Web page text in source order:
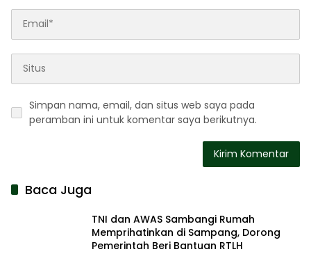
Simpan nama, email, dan situs web saya pada
peramban ini untuk komentar saya berikutnya.
Baca Juga
TNI dan AWAS Sambangi Rumah
Memprihatinkan di Sampang, Dorong
Pemerintah Beri Bantuan RTLH